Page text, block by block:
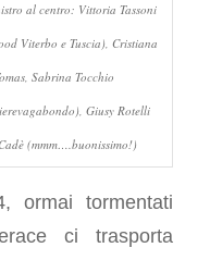
al centro: Vittoria Tassoni
Viterbo e Tuscia), Cristiana
Sabrina Tocchio
Giusy Rotelli
(mmm….buonissimo!)
ormai tormentati
ci trasporta